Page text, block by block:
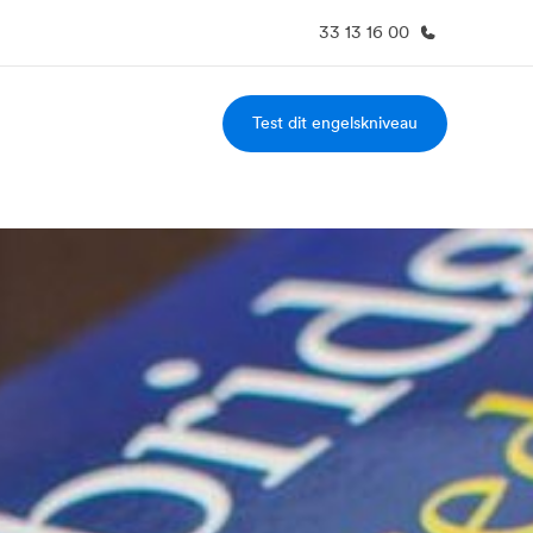
33 13 16 00
Karriere
Test dit engelskniveau